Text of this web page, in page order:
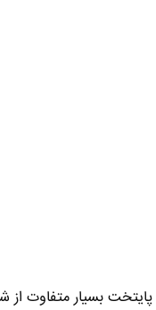
بسیار متفاوت